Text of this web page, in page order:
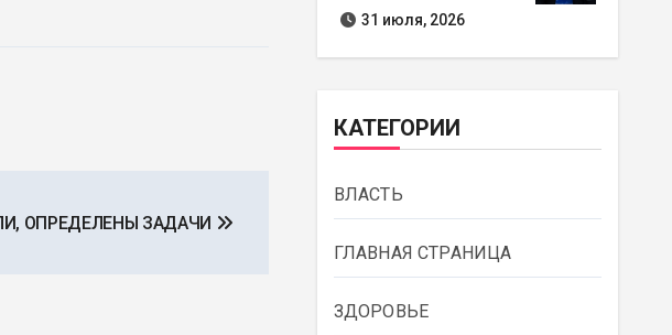
ОПРЕДЕЛЕНЫ ЗАДАЧИ
31 июля, 2026
КАТЕГОРИИ
ВЛАСТЬ
ГЛАВНАЯ СТРАНИЦА
ЗДОРОВЬЕ